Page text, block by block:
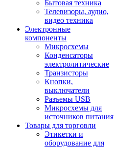
Бытовая техника
Телевизоры, аудио,
видео техника
Электронные
компоненты
Микросхемы
Конденсаторы
электролитические
Транзисторы
Кнопки,
выключатели
Разъемы USB
Микросхемы для
источников питания
Товары для торговли
Этикетки и
оборудование для